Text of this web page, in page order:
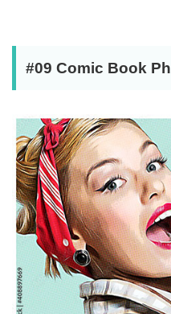
#09 Comic Book